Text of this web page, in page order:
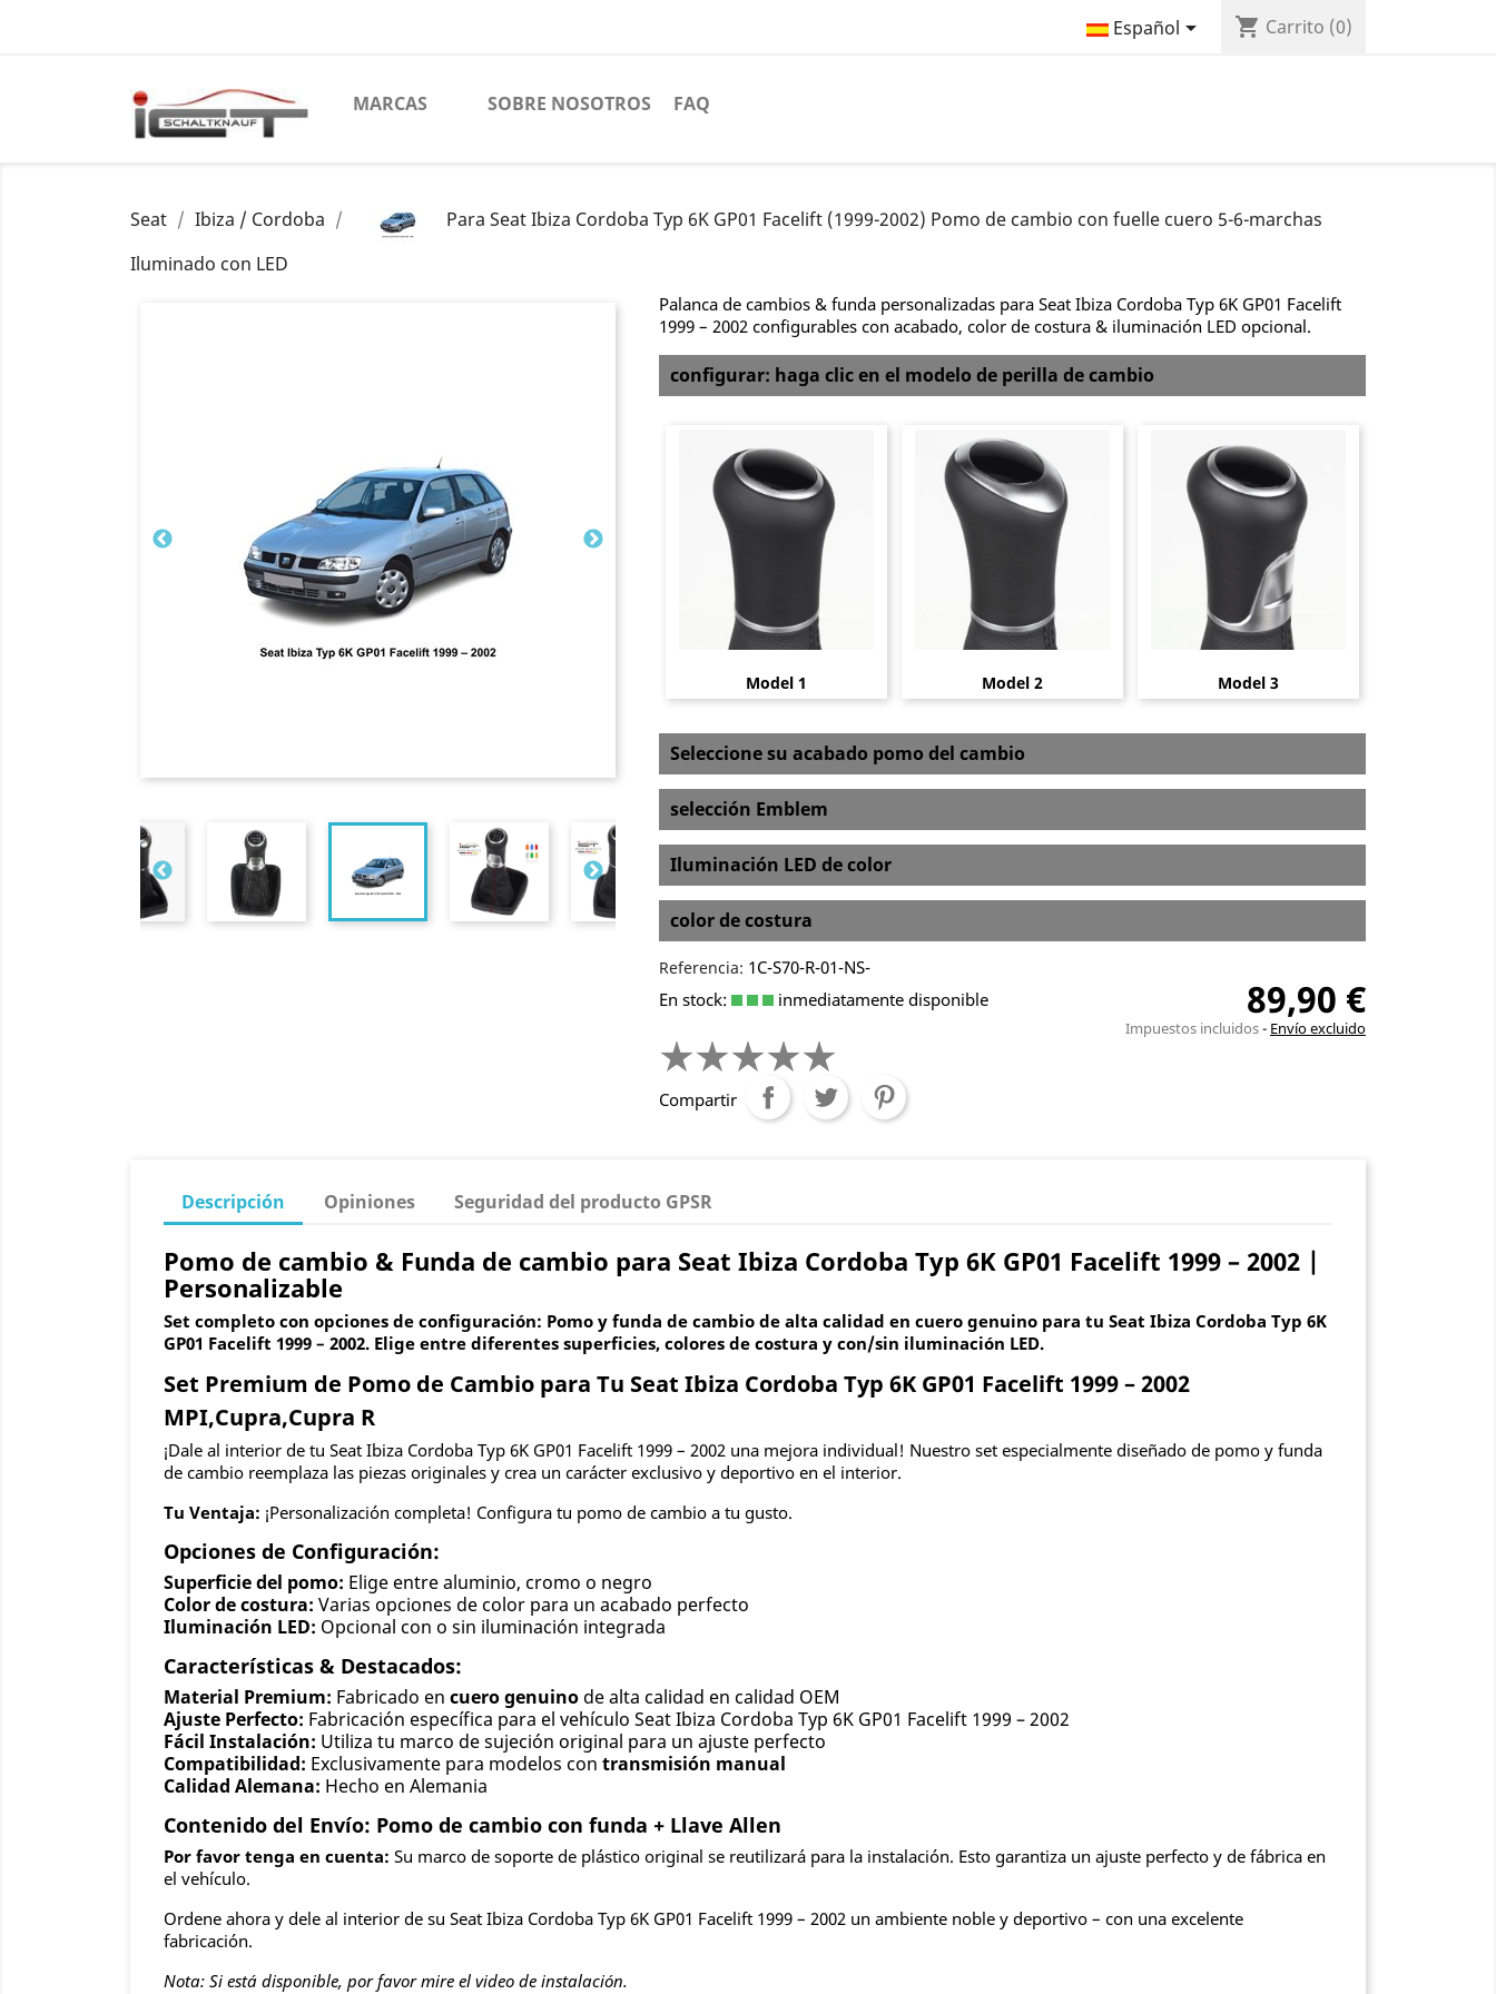
Español shopping_cart Carrito (0)
MARCAS SOBRE NOSOTROS FAQ
Seat Ibiza / Cordoba
Para Seat Ibiza Cordoba Typ 6K GP01 Facelift (1999-2002) Pomo de cambio con fuelle cuero 5-6-marchas
Iluminado con LED
Palanca de cambios & funda personalizadas para Seat Ibiza Cordoba Typ 6K GP01 Facelift
1999 – 2002 configurables con acabado, color de costura & iluminación LED opcional.
configurar: haga clic en el modelo de perilla de cambio
Model 1 Model 2 Model 3
Seleccione su acabado pomo del cambio
selección Emblem
Iluminación LED de color
color de costura
Referencia: 1C-S70-R-01-NS-
En stock:
inmediatamente disponible 89,90 €
Impuestos incluidos Envío excluido
Compartir
Descripción Opiniones Seguridad del producto GPSR
Pomo de cambio & Funda de cambio para Seat Ibiza Cordoba Typ 6K GP01 Facelift 1999 – 2002 |
Personalizable
Set completo con opciones de configuración: Pomo y funda de cambio de alta calidad en cuero genuino para tu Seat Ibiza Cordoba Typ 6K
GP01 Facelift 1999 – 2002. Elige entre diferentes superficies, colores de costura y con/sin iluminación LED.
Set Premium de Pomo de Cambio para Tu Seat Ibiza Cordoba Typ 6K GP01 Facelift 1999 – 2002
MPI,Cupra,Cupra R
¡Dale al interior de tu Seat Ibiza Cordoba Typ 6K GP01 Facelift 1999 – 2002 una mejora individual! Nuestro set especialmente diseñado de pomo y funda
de cambio reemplaza las piezas originales y crea un carácter exclusivo y deportivo en el interior.
Tu Ventaja: ¡Personalización completa! Configura tu pomo de cambio a tu gusto.
Opciones de Configuración:
Superficie del pomo: Elige entre aluminio, cromo o negro
Color de costura: Varias opciones de color para un acabado perfecto
Iluminación LED: Opcional con o sin iluminación integrada
Características & Destacados:
Material Premium: Fabricado en cuero genuino de alta calidad en calidad OEM
Ajuste Perfecto: Fabricación específica para el vehículo Seat Ibiza Cordoba Typ 6K GP01 Facelift 1999 – 2002
Fácil Instalación: Utiliza tu marco de sujeción original para un ajuste perfecto
Compatibilidad: Exclusivamente para modelos con transmisión manual
Calidad Alemana: Hecho en Alemania
Contenido del Envío: Pomo de cambio con funda + Llave Allen
Por favor tenga en cuenta: Su marco de soporte de plástico original se reutilizará para la instalación. Esto garantiza un ajuste perfecto y de fábrica en
el vehículo.
Ordene ahora y dele al interior de su Seat Ibiza Cordoba Typ 6K GP01 Facelift 1999 – 2002 un ambiente noble y deportivo – con una excelente
fabricación.
Nota: Si está disponible, por favor mire el video de instalación.